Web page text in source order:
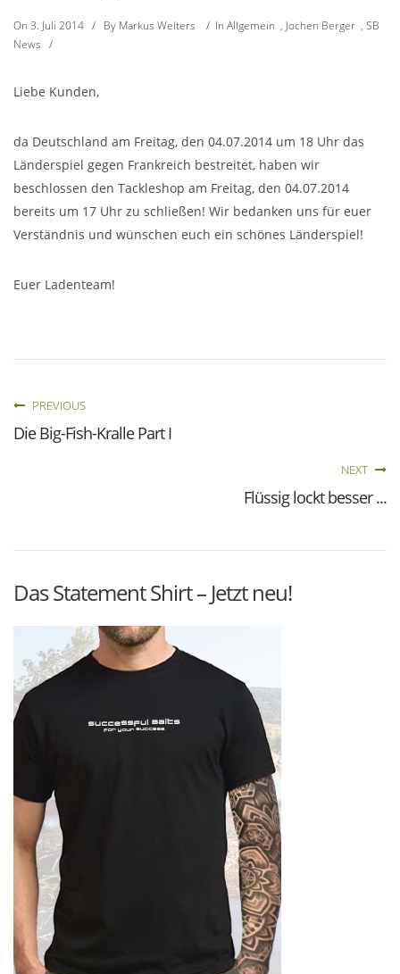
On 3. Juli 2014 / By Markus Welters / In Allgemein , Jochen Berger , SB
News /
Liebe Kunden,
da Deutschland am Freitag, den 04.07.2014 um 18 Uhr das
Länderspiel gegen Frankreich bestreitet, haben wir
beschlossen den Tackleshop am Freitag, den 04.07.2014
bereits um 17 Uhr zu schließen! Wir bedanken uns für euer
Verständnis und wünschen euch ein schönes Länderspiel!
Euer Ladenteam!
PREVIOUS
Die Big-Fish-Kralle Part I
NEXT
Flüssig lockt besser ...
Das Statement Shirt – Jetzt neu!